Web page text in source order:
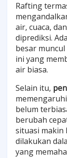
Rafting
air, cuaca,
diprediksi.
besar
ini yang
air biasa.
Selain itu,
belum
berubah
situasi makin
dilakukan
yang